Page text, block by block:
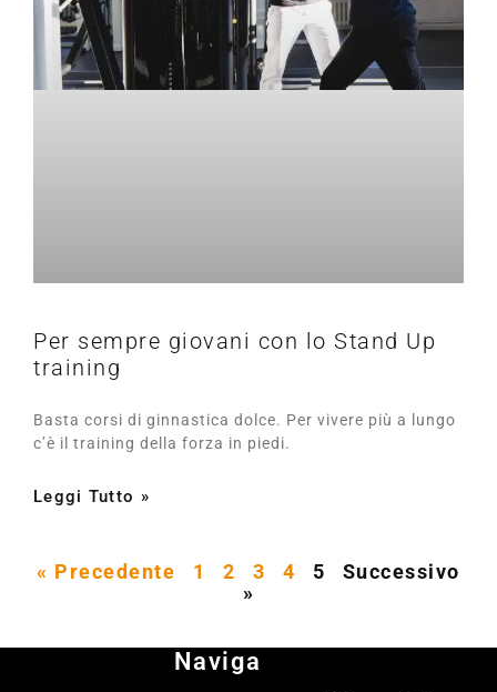
Per sempre giovani con lo Stand Up
training
Basta corsi di ginnastica dolce. Per vivere più a lungo
c’è il training della forza in piedi.
Leggi Tutto »
« Precedente 1 2 3 4 5
Successivo
»
Naviga